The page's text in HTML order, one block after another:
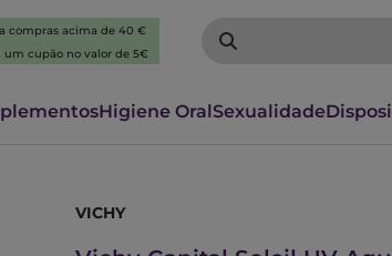
compras acima de 40 €
um cupão no valor de 5€
Higiene OralSexualidade
VICHY